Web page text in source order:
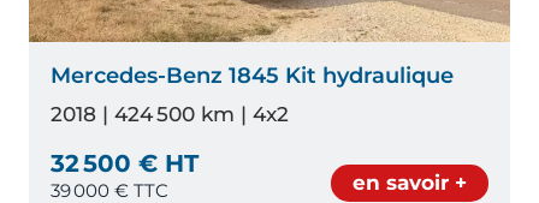
Mercedes-Benz 1845 Kit hydraulique
2018 | 424 500 km | 4x2
32 500 € HT
39 000 € TTC en savoir +